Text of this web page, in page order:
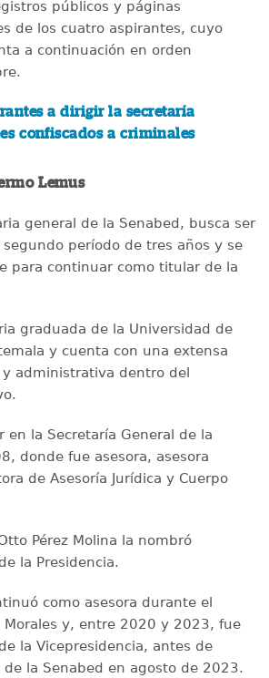
públicos y páginas
de los cuatro aspirantes, cuyo
a continuación en orden
a dirigir la secretaría
confiscados a criminales
Lemus
general de la Senabed, busca ser
período de tres años y se
para continuar como titular de la
graduada de la Universidad de
y cuenta con una extensa
administrativa dentro del
en la Secretaría General de la
donde fue asesora, asesora
de Asesoría Jurídica y Cuerpo
Pérez Molina la nombró
la Presidencia.
como asesora durante el
Morales y, entre 2020 y 2023, fue
la Vicepresidencia, antes de
la Senabed en agosto de 2023.